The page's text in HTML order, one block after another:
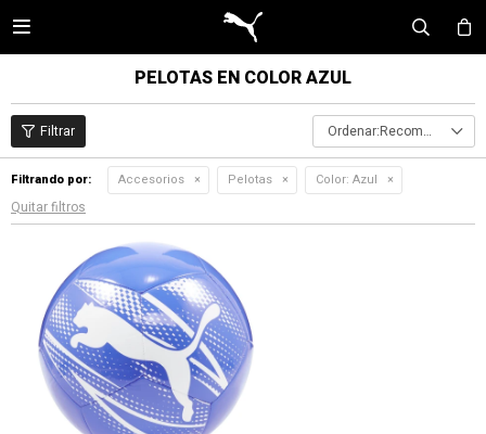

PELOTAS EN COLOR AZUL
Recomendados
Filtrando por: Accesorios Pelotas Color: Azul
Quitar filtros